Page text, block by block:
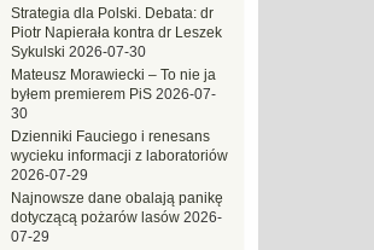
Strategia dla Polski. Debata: dr
Piotr Napierała kontra dr Leszek
Sykulski 2026-07-30
Mateusz Morawiecki – To nie ja
byłem premierem PiS 2026-07-
30
Dzienniki Fauciego i renesans
wycieku informacji z laboratoriów
2026-07-29
Najnowsze dane obalają panikę
dotyczącą pożarów lasów 2026-
07-29